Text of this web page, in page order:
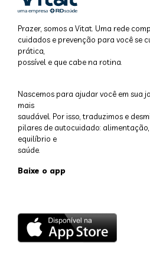
Prazer, somos a Vitat. Uma rede
cuidados e prevenção para você se
prática,
possível e que cabe na rotina.
Nascemos para ajudar você em sua
mais
saudável. Por isso, traduzimos e
pilares de autocuidado:
equilíbrio e
saúde.
Baixe o app